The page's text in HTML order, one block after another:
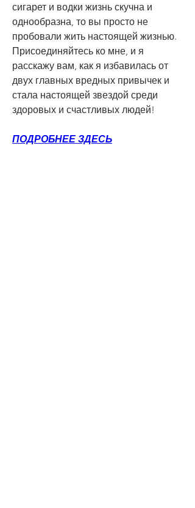
сигарет и водки жизнь скучна и
однообразна, то вы просто не
пробовали жить настоящей жизнью.
Присоединяйтесь ко мне, и я
расскажу вам, как я избавилась от
двух главных вредных привычек и
стала настоящей звездой среди
здоровых и счастливых людей!
ПОДРОБНЕЕ ЗДЕСЬ